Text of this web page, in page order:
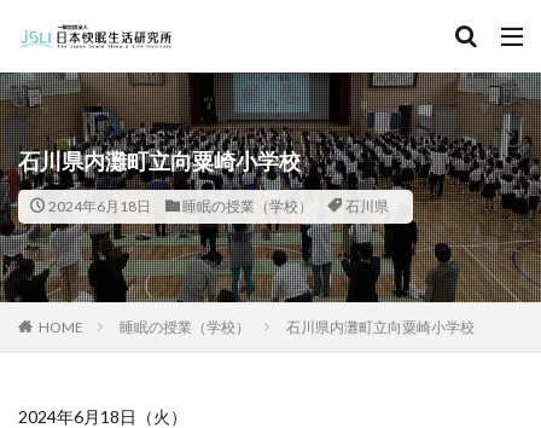
石川県内灘町立向粟崎小学校
2024年6月18日 睡眠の授業（学校） 石川県
HOME 睡眠の授業（学校） 石川県内灘町立向粟崎小学校
2024年6月18日（火）
カテゴリー
タグ
北海道 青森県 秋田県 茨城県
埼玉県
千葉県
東京都 富山県 石川県
福井県
長野県
滋賀県 京都府 島根県
山口県